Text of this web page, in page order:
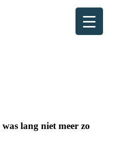
lang niet meer zo